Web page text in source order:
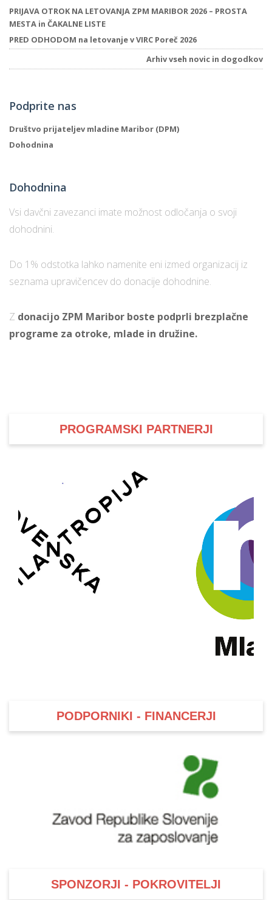
PRIJAVA OTROK NA LETOVANJA ZPM MARIBOR 2026 – PROSTA
MESTA in ČAKALNE LISTE
PRED ODHODOM na letovanje v VIRC Poreč 2026
Arhiv vseh novic in dogodkov
Podprite nas
Društvo prijateljev mladine Maribor (DPM)
Dohodnina
Dohodnina
Vsi davčni zavezanci imate možnost odločanja o svoji
dohodnini.
Do 1% odstotka lahko namenite eni izmed organizacij iz
seznama upravičencev do donacije dohodnine.
Z donacijo ZPM Maribor boste podprli brezplačne
programe za otroke, mlade in družine.
PROGRAMSKI PARTNERJI
PODPORNIKI - FINANCERJI
SPONZORJI - POKROVITELJI